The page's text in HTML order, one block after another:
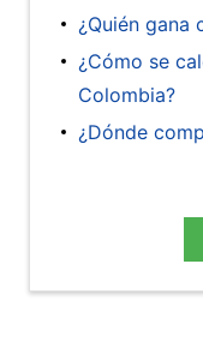
¿Quién gana
¿Cómo se
Colombia?
¿Dónde